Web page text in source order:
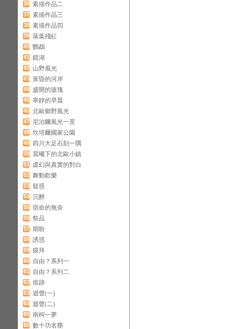
36 素描作品二
37 素描作品三
38 素描作品四
39 落葉殘紅
40 鸚鵡
41 鏡湖
42 山野風光
43 黃昏的河岸
44 盛開的玻瑰
45 寧靜的早晨
46 北歐鄉野風光
47 尼泊爾風光一景
48 坎培爾國家公園
49 四川大足石刻一隅
50 晨曦下的北歐小鎮
51 虛幻與真實的對白
52 舞動歡樂
53 疑惑
54 沉醉
55 宿命的無奈
56 祭品
57 期盼
58 誘惑
59 膜拜
60 自由？系列一
61 自由？系列二
62 痕跡
63 迴聲(一)
64 迴聲(二)
65 南柯一夢
66 數十功名塵